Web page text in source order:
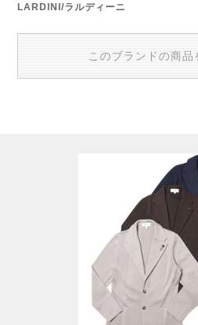
LARDINI/ラルディーニ
このブランドの商品